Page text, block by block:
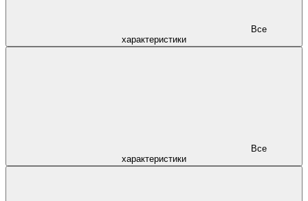
характеристики
характеристики